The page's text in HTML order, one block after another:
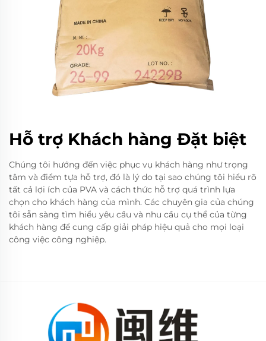
Hỗ trợ Khách hàng Đặt biệt
Chúng tôi hướng đến việc phục vụ khách hàng như trọng
tâm và điểm tựa hỗ trợ, đó là lý do tại sao chúng tôi hiểu rõ
tất cả lợi ích của PVA và cách thức hỗ trợ quá trình lựa
chọn cho khách hàng của mình. Các chuyên gia của chúng
tôi sẵn sàng tìm hiểu yêu cầu và nhu cầu cụ thể của từng
khách hàng để cung cấp giải pháp hiệu quả cho mọi loại
công việc công nghiệp.